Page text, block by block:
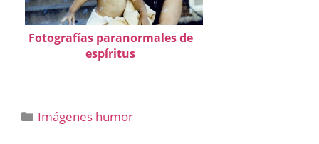
Fotografías paranormales de
espíritus
Categorías
Imágenes humor